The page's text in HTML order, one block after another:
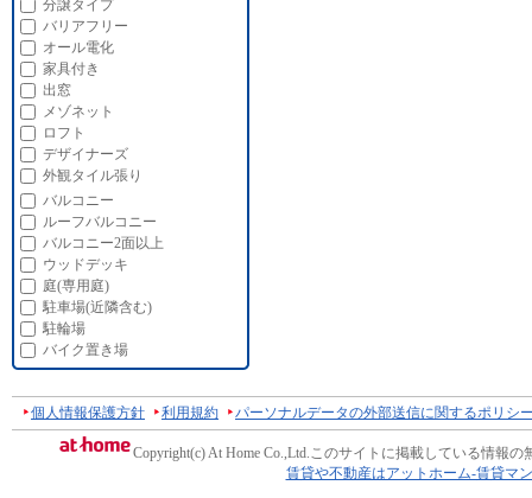
分譲タイプ
バリアフリー
オール電化
家具付き
出窓
メゾネット
ロフト
デザイナーズ
外観タイル張り
バルコニー
ルーフバルコニー
バルコニー2面以上
ウッドデッキ
庭(専用庭)
駐車場(近隣含む)
駐輪場
バイク置き場
個人情報保護方針 利用規約 パーソナルデータの外部送信に関するポリシ
Copyright(c) At Home Co.,Ltd.このサイトに掲載している情報の
賃貸や不動産はアットホーム-賃貸マ